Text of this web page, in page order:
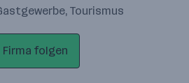
Tourismus
Firma folgen